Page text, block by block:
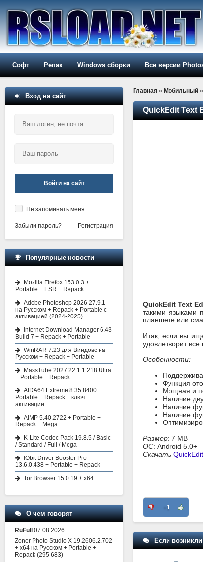
Софт Репак Windows сборки Все версии
Главная » Мобильный »
QuickEdit Text
QuickEdit Text
такими языками
планшете или
Итак, если вы
удовлетворит
Особенности:
Функция
Мощная и
Наличие
Наличие
Наличие
Размер: 7 MB
ОС: Android 5.0+
Скачать
+1
Если
Вход на сайт
Войти на сайт
Не запоминать меня
Забыли пароль? Регистрация
Популярные новости
Mozilla Firefox 153.0.3 +
Portable + ESR + Repack
Adobe Photoshop 2026 27.9.1
на Русском + Repack + Portable с
активацией (2024-2025)
Internet Download Manager 6.43
Build 7 + Repack + Portable
WinRAR 7.23 для Виндовс на
Русском + Repack + Portable
MassTube 2027 22.1.1.218 Ultra
+ Portable + Repack
AIDA64 Extreme 8.35.8400 +
Portable + Repack + ключ
активации
AIMP 5.40.2722 + Portable +
Repack + Mega
K-Lite Codec Pack 19.8.5 / Basic
/ Standard / Full / Mega
IObit Driver Booster Pro
13.6.0.438 + Portable + Repack
Tor Browser 15.0.19 + x64
О чем говорят
RuFull
07.08.2026
Zoner Photo Studio X 19.2606.2.702
+ x64 на Русском + Portable +
Repack (295 683)